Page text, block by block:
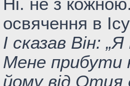
Ні. не з
освячення в
І сказав Він:
Мене прибути
йому від Отця